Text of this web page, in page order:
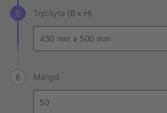
Tryckyta (B x H)
Mängd